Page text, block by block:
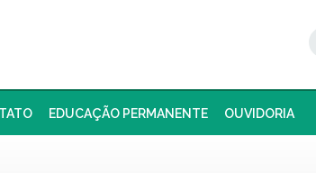
EDUCAÇÃO PERMANENTE OUVIDORIA